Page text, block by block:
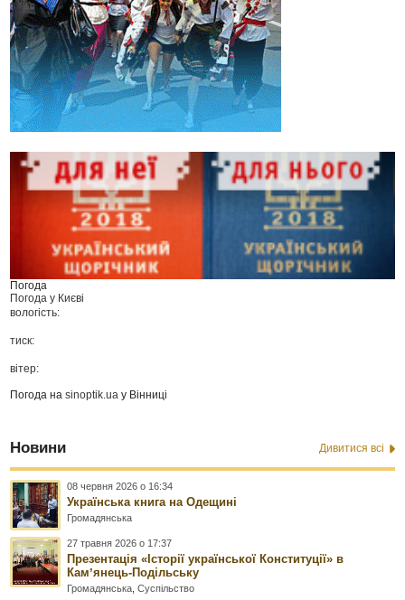
Погода
Погода у Києві
вологість:
тиск:
вітер:
Погода наsinoptik.ua у Вінниці
Новини Дивитися всі
08 червня 2026 о 16:34
Українська книга на Одещині
Громадянська
27 травня 2026 о 17:37
Презентація «Історії української Конституції» в
Камʼянець-Подільську
Громадянська ,Суспільство